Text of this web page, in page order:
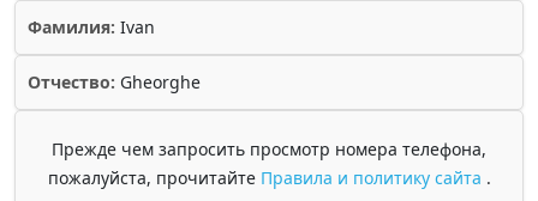
Фамилия: Ivan
Отчество: Gheorghe
Прежде чем запросить просмотр номера телефона,
пожалуйста, прочитайте Правила и политику сайта .